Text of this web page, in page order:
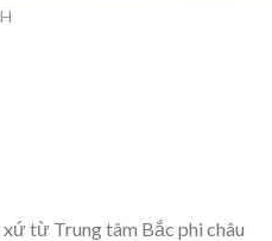
từ Trung tâm Bắc phi châu